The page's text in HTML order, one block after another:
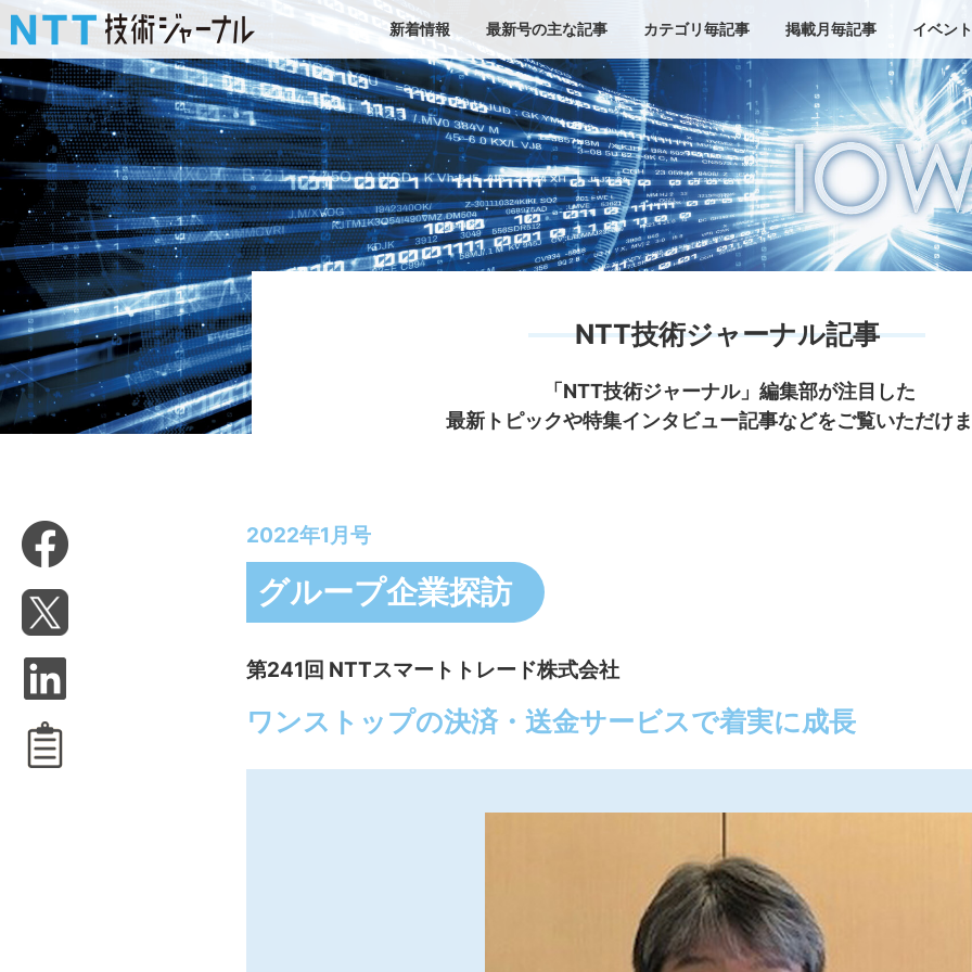
新着情報 最新号の主な記事 カテゴリ毎記事 掲載月毎記事 イベン
NTT技術ジャーナル記事
「NTT技術ジャーナル」編集部が注目した
最新トピックや特集インタビュー記事などをご覧いただけま
2022年1月号
グループ企業探訪
第241回 NTTスマートトレード株式会社
ワンストップの決済・送金サービスで着実に成長